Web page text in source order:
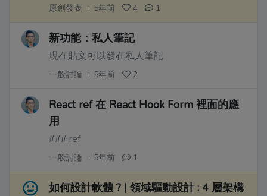
原創發表 · 5年前 4 1
新功能：私人筆記
現在貼文可以發在私人筆記
一般討論 · 5年前 2
React ref 在 React Hook Form 裡面的應
用
### ref
一般討論 · 5年前 1
如何設計軟體 ? | 領域驅動設計 : 4 層架構